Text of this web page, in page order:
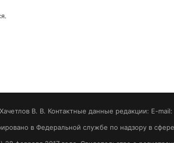
.
B. B. Контактные данные редакции: E-
в Федеральной службе по надзору в